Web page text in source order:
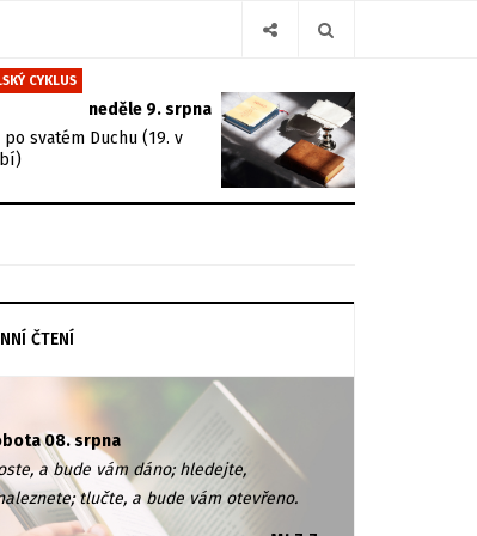
CYKLUS
neděle 9. srpna
svatém Duchu (19. v
ČTENÍ
08. srpna
a bude vám dáno; hledejte,
tlučte, a bude vám otevřeno.